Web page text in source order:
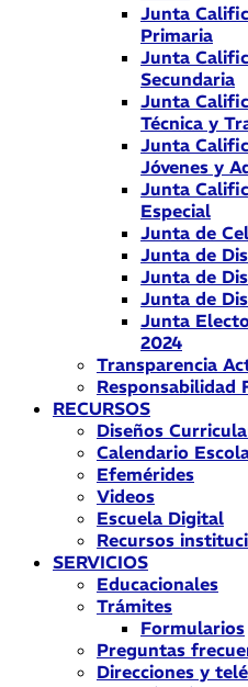
Junta
Primaria
Junta
Secundaria
Junta
Técnica y
Junta
Jóvenes y
Junta
Especial
Junta de
Junta de
Junta de
Junta de
Junta
2024
Transparencia
Responsabilidad
RECURSOS
Diseños
Calendario
Efemérides
Videos
Escuela Digital
Recursos
SERVICIOS
Educacionales
Trámites
Formularios
Preguntas
Direcciones y